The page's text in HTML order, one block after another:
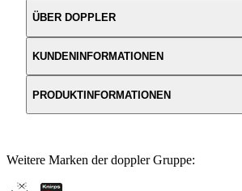
ÜBER DOPPLER
KUNDENINFORMATIONEN
PRODUKTINFORMATIONEN
Weitere Marken der doppler Gruppe: